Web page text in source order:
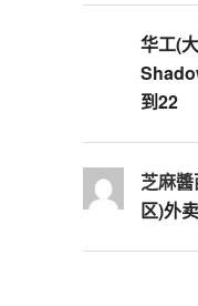
华工(
到22
芝麻
区)外